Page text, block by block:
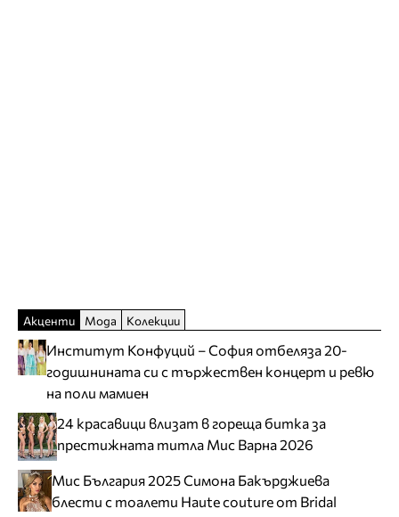
Акценти Мода Колекции
Институт Конфуций – София отбеляза 20-
годишнината си с тържествен концерт и ревю
на поли мамиен
24 красавици влизат в гореща битка за
престижната титла Мис Варна 2026
Мис България 2025 Симона Бакърджиева
блести с тоалети Haute couture от Bridal